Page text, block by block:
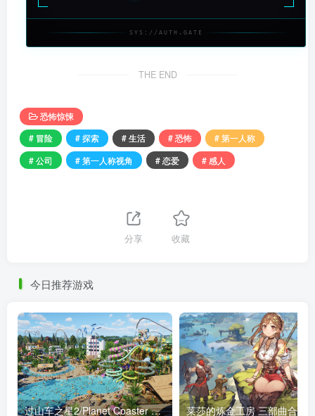
SYS://AUTH.GATE
THE END
恐怖惊悚
# 冒险
# 探索 # 生活 # 恐怖
# 第一人称
# 公司
# 第一人称视角 # 恋爱 # 感人
分享 收藏
今日推荐游戏
过山车之星2/Planet Coaster 2 HYPERVISOR（更新v1.8.2终结版+全奖励+全DLC）